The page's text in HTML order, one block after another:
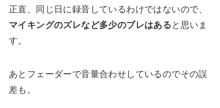
正直、同じ日に録音しているわけではないので、
マイキングのズレなど多少のブレはある と思いま
す。
あとフェーダーで音量合わせしているのでその誤
差も。